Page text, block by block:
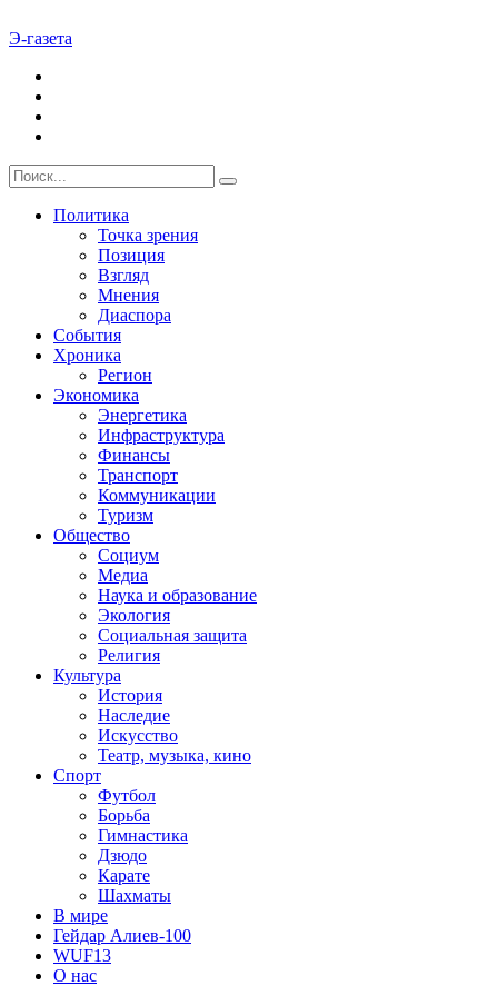
Э-газета
Политика
Точка зрения
Позиция
Взгляд
Мнения
Диаспора
События
Хроника
Регион
Экономика
Энергетика
Инфраструктура
Финансы
Транспорт
Коммуникации
Туризм
Общество
Социум
Медиа
Наука и образование
Экология
Социальная защита
Религия
Культура
История
Наследие
Искусство
Театр, музыка, кино
Спорт
Футбол
Борьба
Гимнастика
Дзюдо
Карате
Шахматы
В мире
Гейдар Алиев-100
WUF13
О нас